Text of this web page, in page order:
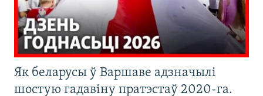
Як беларусы ў Варшаве адзначылі
шостую гадавіну пратэстаў 2020-га.